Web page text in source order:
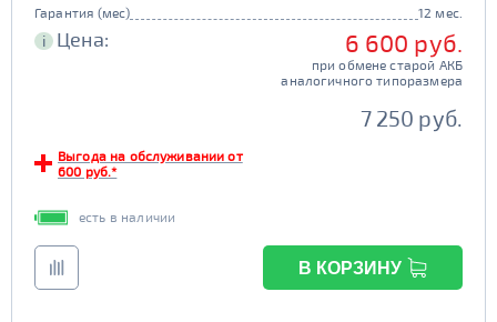
Гарантия (мес)
12 мес.
i Цена: 6 600 руб.
при обмене старой АКБ
аналогичного типоразмера
7 250 руб.
Выгода на обслуживании от
600 руб.*
есть в наличии
В КОРЗИНУ